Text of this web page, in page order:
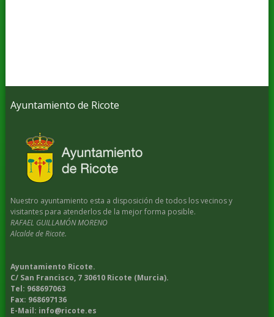
Ayuntamiento de Ricote
Nuestro ayuntamiento esta a disposición de todos los vecinos y
visitantes para atenderlos de la mejor forma posible.
RAFAEL GUILLAMÓN MORENO
Alcalde de Ricote.
Ayuntamiento Ricote.
C/ San Francisco, 7 30610 Ricote (Murcia).
Tel: 968697063
Fax: 968697136
E-Mail: info@ricote.es